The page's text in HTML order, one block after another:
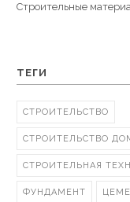
Строительные
ТЕГИ
СТРОИТЕЛЬСТВО
СТРОИТЕЛЬСТВО
СТРОИТЕЛЬНАЯ
ФУНДАМЕНТ